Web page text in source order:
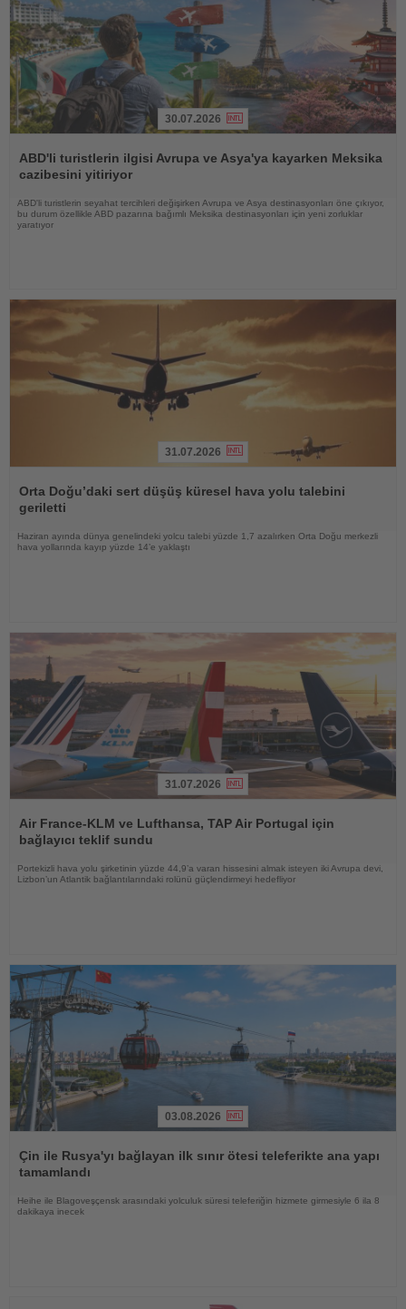
Oku
30.07.2026
ABD'li turistlerin ilgisi Avrupa ve Asya'ya kayarken Meksika
cazibesini yitiriyor
ABD'li turistlerin seyahat tercihleri değişirken Avrupa ve Asya destinasyonları öne çıkıyor,
bu durum özellikle ABD pazarına bağımlı Meksika destinasyonları için yeni zorluklar
yaratıyor
Oku
31.07.2026
Orta Doğu’daki sert düşüş küresel hava yolu talebini
geriletti
Haziran ayında dünya genelindeki yolcu talebi yüzde 1,7 azalırken Orta Doğu merkezli
hava yollarında kayıp yüzde 14’e yaklaştı
Oku
31.07.2026
Air France-KLM ve Lufthansa, TAP Air Portugal için
bağlayıcı teklif sundu
Portekizli hava yolu şirketinin yüzde 44,9’a varan hissesini almak isteyen iki Avrupa devi,
Lizbon’un Atlantik bağlantılarındaki rolünü güçlendirmeyi hedefliyor
Oku
03.08.2026
Çin ile Rusya'yı bağlayan ilk sınır ötesi teleferikte ana yapı
tamamlandı
Heihe ile Blagoveşçensk arasındaki yolculuk süresi teleferiğin hizmete girmesiyle 6 ila 8
dakikaya inecek